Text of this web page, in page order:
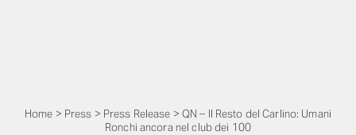
Home > Press > Press Release > QN – Il Resto del Carlino: Umani
Ronchi ancora nel club dei 100